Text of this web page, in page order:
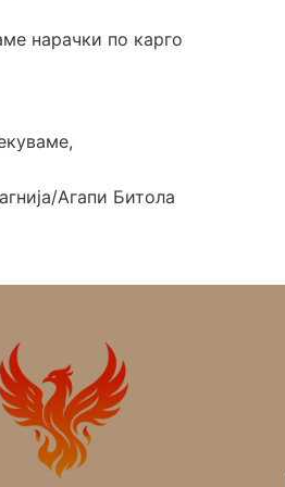
нарачки по карго
Агапи Битола